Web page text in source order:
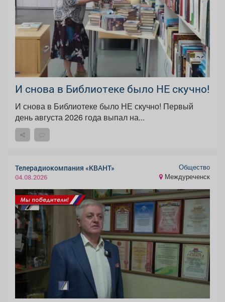
И снова в Библиотеке было НЕ скучно!
И снова в Библиотеке было НЕ скучно! Первый
день августа 2026 года выпал на...
Телерадиокомпания «КВАНТ»
04.08.2026
Общество
Междуреченск